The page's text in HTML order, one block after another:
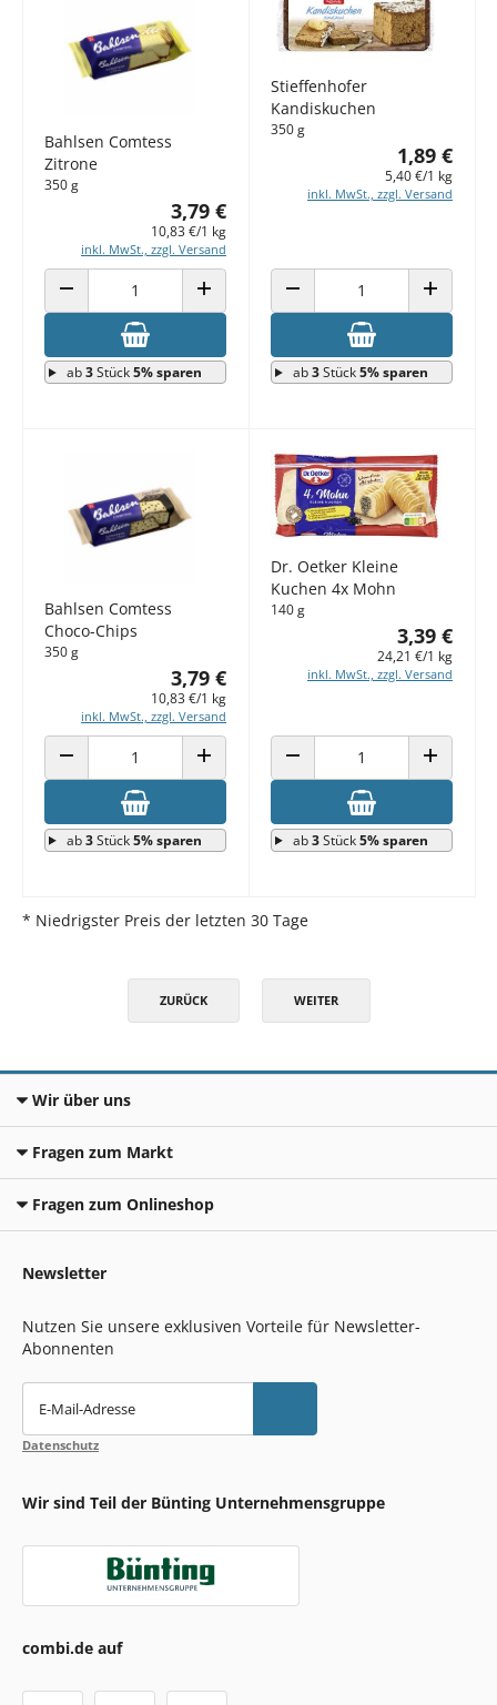
Bahlsen Comtess
Zitrone
350 g
3,79 €
10,83 €/1 kg
inkl. MwSt., zzgl. Versand
ANZAHL VERRINGERN ANZAHL ERHÖHEN
ab3Stück5% sparen
Stieffenhofer
Kandiskuchen
350 g
1,89 €
5,40 €/1 kg
inkl. MwSt., zzgl. Versand
ANZAHL VERRINGERN ANZAHL
ab3Stück5% sparen
Bahlsen Comtess
Choco-Chips
350 g
3,79 €
10,83 €/1 kg
inkl. MwSt., zzgl. Versand
ANZAHL VERRINGERN ANZAHL ERHÖHEN
ab3Stück5% sparen
Dr. Oetker Kleine
Kuchen 4x Mohn
140 g
3,39 €
24,21 €/1 kg
inkl. MwSt., zzgl. Versand
ANZAHL VERRINGERN ANZAHL
ab3Stück5% sparen
* Niedrigster Preis der letzten 30 Tage
ZURÜCK WEITER
Wir über uns
Fragen zum Markt
Fragen zum Onlineshop
Newsletter
Nutzen Sie unsere exklusiven Vorteile für Newsletter-
Abonnenten
E-Mail-Adresse
Datenschutz
Wir sind Teil der Bünting Unternehmensgruppe
combi.de auf